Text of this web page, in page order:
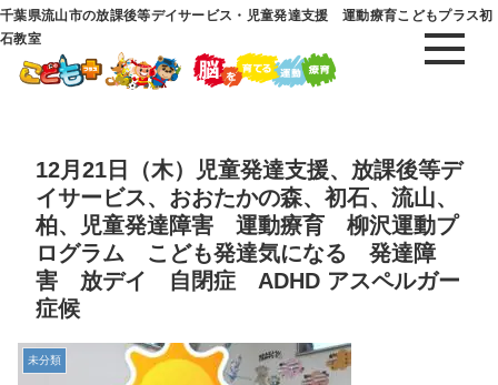
千葉県流山市の放課後等デイサービス・児童発達支援 運動療育こどもプラス初
石教室
12月21日（木）児童発達支援、放課後等デ
イサービス、おおたかの森、初石、流山、
柏、児童発達障害 運動療育 柳沢運動プ
ログラム こども発達気になる 発達障
害 放デイ 自閉症 ADHD アスペルガー
症候
未分類